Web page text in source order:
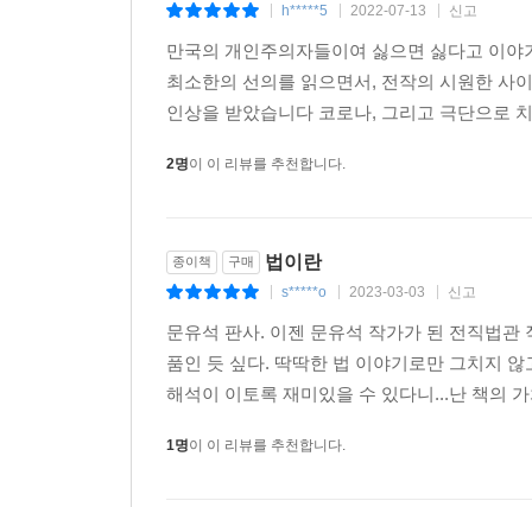
예전부터 피고인의 호소를 잘 경청하고 선처를
법관은 모질다, 모났다는 소리를 듣는다. 왜일
반하여 피고인과 그 가족, 변호인 들은 목숨을 걸
가득해진다. 그리고 변호사는 피고인의 입장을
공정한 경쟁은, ‘사회적 배려’ 때문에 가능하다
현재 우리 사회 최대의 화두인 공정성과 정의의
평등의 개념을 체계적으로 정립한 존 롤스의 『
h*****5 2022-07-13 신고
만국의 개인주의자들이여 싫으면 싫다고 이
최소한의 선의를 읽으면서, 전작의 시원한 사
인상을 받았습니다 코로나, 그리고 극단으로
2명이 이 리뷰를 추천합니다.
종이책 구매 법이란
s*****o 2023-03-03 신고
문유석 판사. 이젠 문유석 작가가 된 전직법
품인 듯 싶다. 딱딱한 법 이야기로만 그치지
해석이 이토록 재미있을 수 있다니...난 책의
1명이 이 리뷰를 추천합니다.